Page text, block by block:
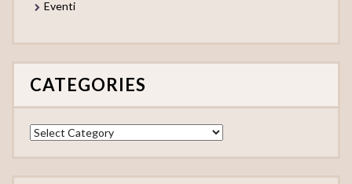
Eventi
CATEGORIES
Categories